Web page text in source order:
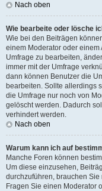
Nach oben
Wie bearbeite oder lösche
Wie bei den Beiträgen
einem Moderator oder
Umfrage zu bearbeiten,
immer mit der Umfrage
dann können Benutzer die
bearbeiten. Sollte allerdings
die Umfrage nur noch von
gelöscht werden. Dadurch
verhindert werden.
Nach oben
Warum kann ich auf
Manche Foren können
Um diese einzusehen,
durchzuführen, brauchen
Fragen Sie einen Moderator